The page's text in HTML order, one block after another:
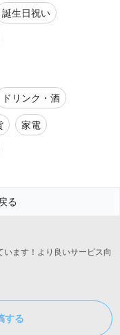
誕生日祝い
ドリンク・酒
家電
る
ます！より良いサービス向
する